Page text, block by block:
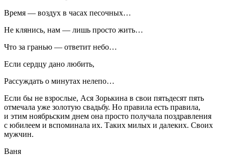
Время — воздух в часах песочных…
Не клянись, нам — лишь просто жить…
Что за гранью — ответит небо…
Если сердцу дано любить,
Рассуждать о минутах нелепо…
Если бы не взрослые, Ася Зорькина в свои пятьдесят пять
отмечала уже золотую свадьбу. Но правила есть правила,
и этим ноябрьским днем она просто получала поздравления
с юбилеем и вспоминала их. Таких милых и далеких. Своих
мужчин.
Ваня